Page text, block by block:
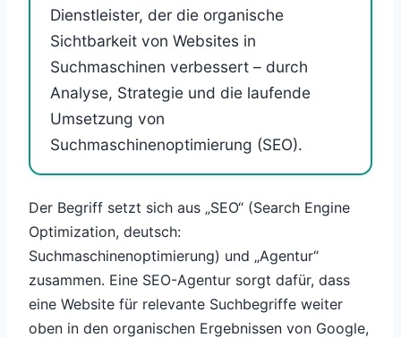
Dienstleister, der die organische
Sichtbarkeit von Websites in
Suchmaschinen verbessert – durch
Analyse, Strategie und die laufende
Umsetzung von
Suchmaschinenoptimierung (SEO).
Der Begriff setzt sich aus „SEO“ (Search Engine
Optimization, deutsch:
Suchmaschinenoptimierung) und „Agentur“
zusammen. Eine SEO-Agentur sorgt dafür, dass
eine Website für relevante Suchbegriffe weiter
oben in den organischen Ergebnissen von Google,